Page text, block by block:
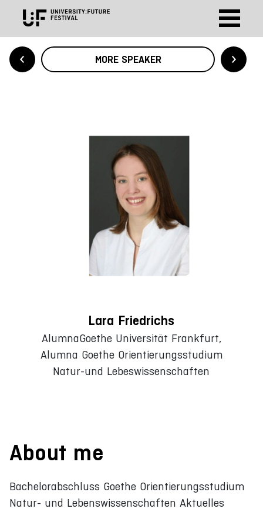
MORE SPEAKER
Lara Friedrichs
AlumnaGoethe Universität Frankfurt,
Alumna Goethe Orientierungsstudium
Natur-und Lebeswissenschaften
About me
Bachelorabschluss Goethe Orientierungsstudium
Natur- und Lebenswissenschaften Aktuelles